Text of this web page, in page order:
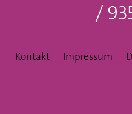
/
Kontakt Impressum